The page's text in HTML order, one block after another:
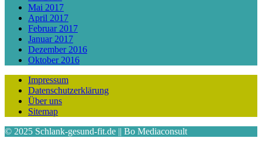
Mai 2017
April 2017
Februar 2017
Januar 2017
Dezember 2016
Oktober 2016
Impressum
Datenschutzerklärung
Über uns
Sitemap
© 2025 Schlank-gesund-fit.de || Bo Mediaconsult